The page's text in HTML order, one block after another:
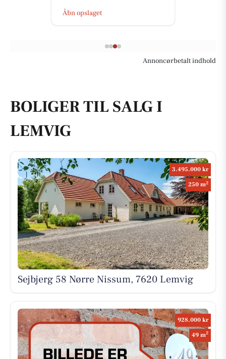
Åbn opslaget
Annoncørbetalt indhold
BOLIGER TIL SALG I
LEMVIG
3.495.000 kr
250 m2
Sejbjerg 58 Nørre Nissum, 7620 Lemvig
928.000 kr
49 m2